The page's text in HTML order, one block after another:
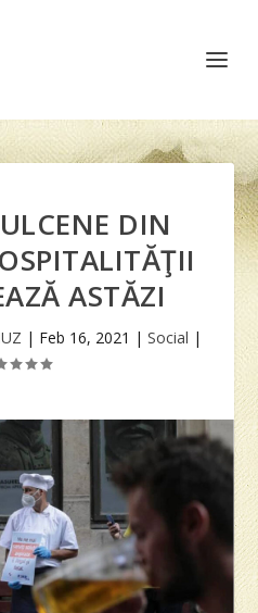
DIN
ASTĂZI
| Feb 16, 2021 | Social |